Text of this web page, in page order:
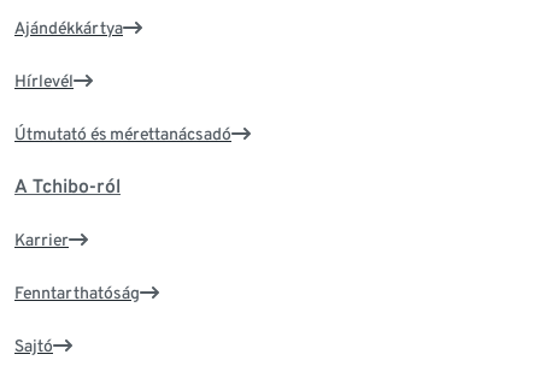
Ajándékkártya
Hírlevél
Útmutató és mérettanácsadó
A Tchibo-ról
Karrier
Fenntarthatóság
Sajtó